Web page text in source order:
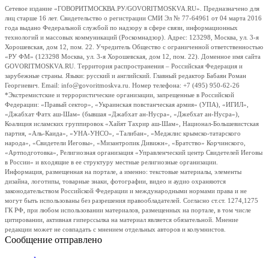
Сетевое издание «ГОВОРИТМОСКВА.РУ/GOVORITMOSKVA.RU». Предназначено для
лиц старше 16 лет. Свидетельство о регистрации СМИ Эл № 77-64961 от 04 марта 2016
года выдано Федеральной службой по надзору в сфере связи, информационных
технологий и массовых коммуникаций (Роскомнадзор). Адрес: 123298, Москва, ул. 3-я
Хорошевская, дом 12, пом. 22. Учредитель Общество с ограниченной ответственностью
«РУ ФМ» (123298 Москва, ул. 3-я Хорошевская, дом 12, пом. 22). Доменное имя сайта
GOVORITMOSKVA.RU. Территория распространения – Российская Федерация и
зарубежные страны. Языки: русский и английский. Главный редактор Бабаян Роман
Георгиевич. Email: info@govoritmoskva.ru. Номер телефона: +7 (495) 950-62-26
*Экстремистские и террористические организации, запрещенные в Российской
Федерации: «Правый сектор», «Украинская повстанческая армия» (УПА), «ИГИЛ»,
«Джабхат Фатх аш-Шам» (бывшая «Джабхат ан-Нусра», «Джебхат ан-Нусра»),
Коалиция исламских группировок «Хайят Тахрир аш-Шам», Национал-Большевистская
партия, «Аль-Каида», «УНА-УНСО», «Талибан», «Меджлис крымско-татарского
народа», «Свидетели Иеговы», «Мизантропик Дивижн», «Братство» Корчинского,
«Артподготовка», Религиозная организация «Управленческий центр Свидетелей Иеговы
в России» и входящие в ее структуру местные религиозные организации.
Информация, размещенная на портале, а именно: текстовые материалы, элементы
дизайна, логотипы, товарные знаки, фотографии, видео и аудио охраняются
законодательством Российской Федерации и международными нормами права и не
могут быть использованы без разрешения правообладателей. Согласно ст.ст. 1274,1275
ГК РФ, при любом использовании материалов, размещенных на портале, в том числе
цитировании, активная гиперссылка на материал является обязательной. Мнение
редакции может не совпадать с мнением отдельных авторов и колумнистов.
Сообщение отправлено